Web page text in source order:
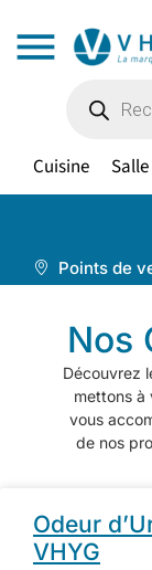
Cuisine
Points de
Nos
Découvrez
mettons à
vous
de nos
Odeur
VHYG